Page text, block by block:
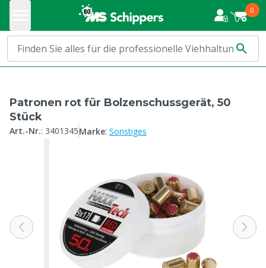
0
Patronen rot für Bolzenschussgerät, 50
Stück
Art.-Nr.: 3401345Marke: Sonstiges